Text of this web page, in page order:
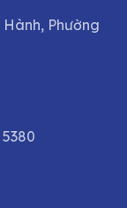
Phường